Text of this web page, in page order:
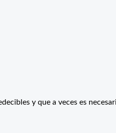
y que a veces es